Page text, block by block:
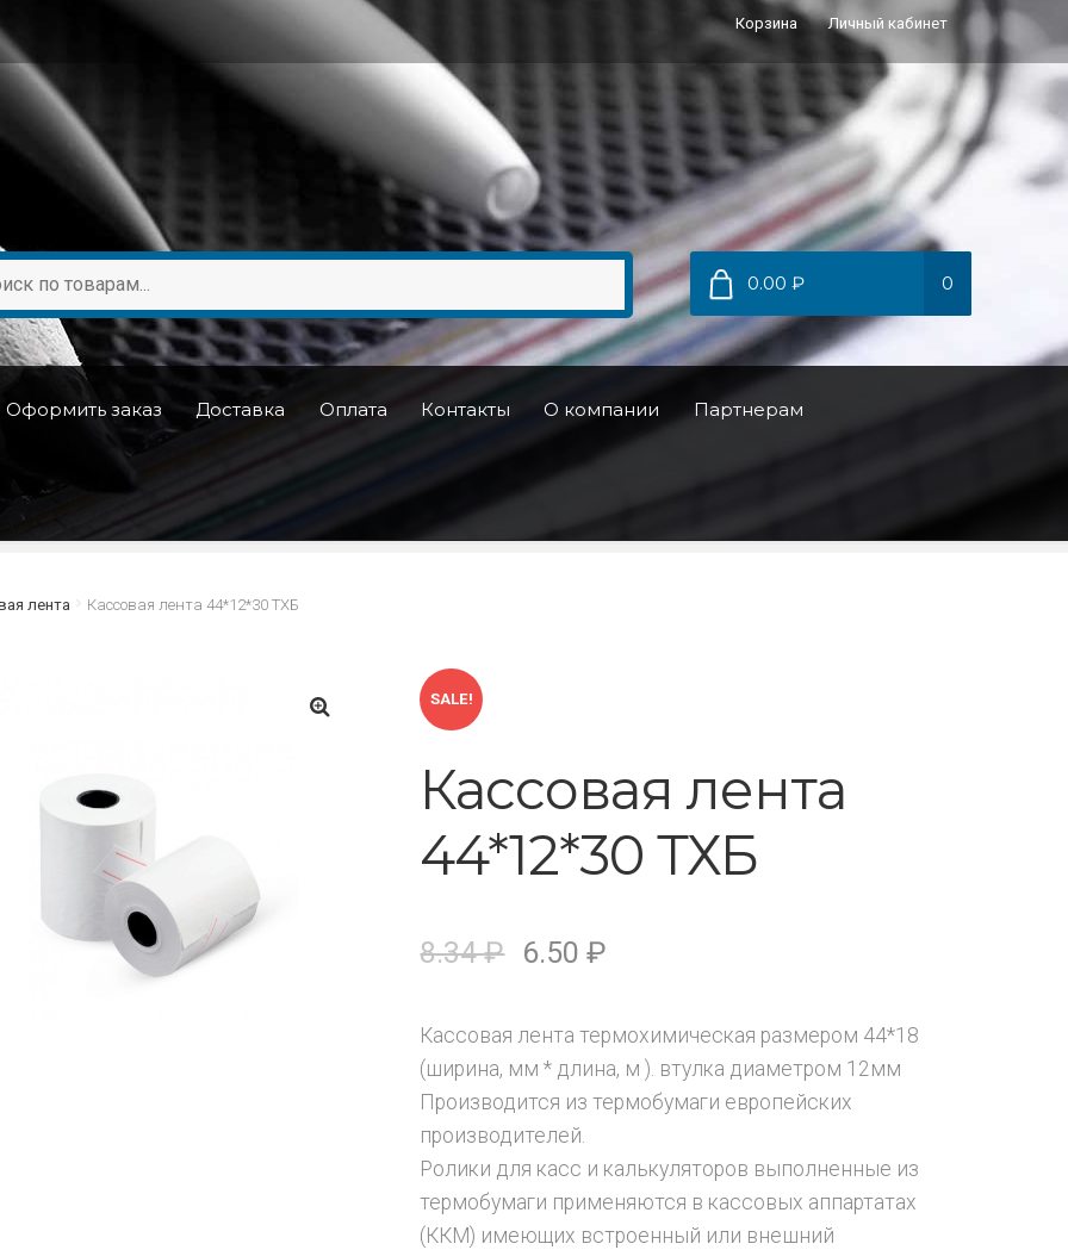
Корзина Личный кабинет
0.00 ₽ 0
Оформить заказ Доставка Оплата Контакты О компании Партнерам
лента Кассовая лента 44*12*30 ТХБ
SALE!
Кассовая лента
44*12*30 ТХБ
8.34₽ 6.50 ₽
Кассовая лента термохимическая размером 44*18
(ширина, мм * длина, м ). втулка диаметром 12мм
Производится из термобумаги европейских
производителей.
Ролики для касс и калькуляторов выполненные из
термобумаги применяются в кассовых аппартатах
(ККМ) имеющих встроенный или внешний